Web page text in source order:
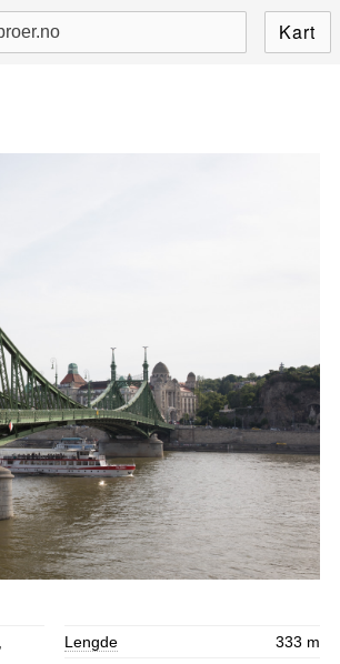
Kart
Lengde
333 m